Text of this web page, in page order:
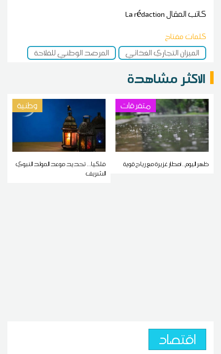
كاتب المقالLa rédaction
كلمات مفتاح
الميزان التجاري الغذائي
المرصد الوطني للفلاحة
الاكثر مشاهدة
متفرقات
ظهر اليوم.. أمطار غزيرة مع رياح قوية
وطنية
فلكيا... تحديد موعد المولد النبوي
الشريف
اقتصاد